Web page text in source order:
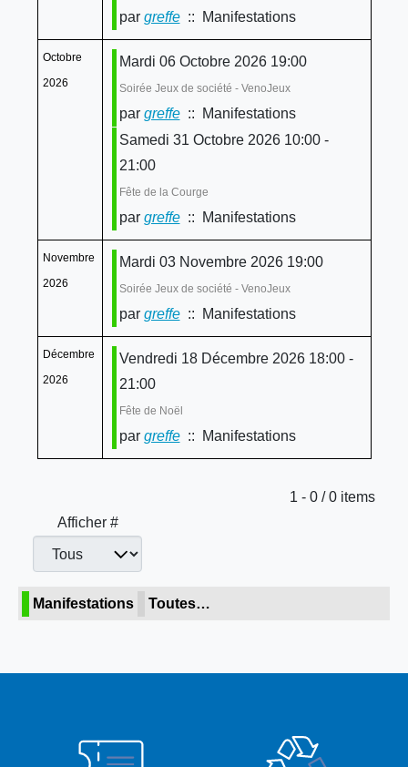
par greffe:: Manifestations
Octobre
2026
Mardi 06 Octobre 2026 19:00
Soirée Jeux de société - VenoJeux
par greffe:: Manifestations
Samedi 31 Octobre 2026 10:00 -
21:00
Fête de la Courge
par greffe:: Manifestations
Novembre
2026
Mardi 03 Novembre 2026 19:00
Soirée Jeux de société - VenoJeux
par greffe:: Manifestations
Décembre
2026
Vendredi 18 Décembre 2026 18:00 -
21:00
Fête de Noël
par greffe:: Manifestations
Limite de la pagination
1 - 0 / 0 items
Afficher #
Manifestations Toutes…